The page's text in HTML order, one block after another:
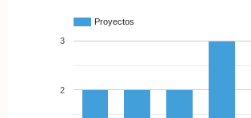
Proyectos
2
3